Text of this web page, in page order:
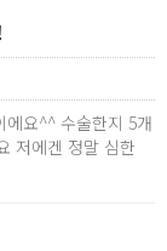
에요^^ 수술한지 5개
저에겐 정말 심한